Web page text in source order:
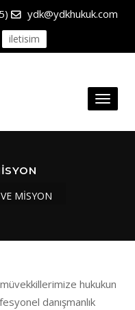
ydk@ydkhukuk.com
iletisim
Toggle
MİSYON
hukukun
danışmanlık